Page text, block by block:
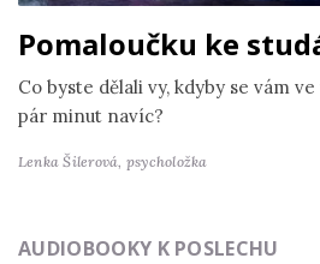
Pomaloučku ke
Co byste dělali vy, kdyby se vám
pár minut navíc?
Lenka Šilerová, psycholožka
AUDIOBOOKY K POSLECHU